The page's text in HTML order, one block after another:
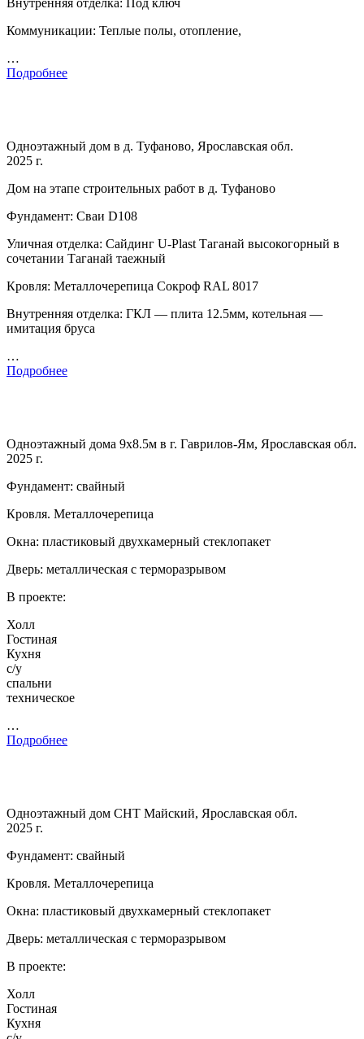
Внутренняя отделка: Под ключ
Коммуникации: Теплые полы, отопление,
…
Подробнее
Одноэтажный дом в д. Туфаново, Ярославская обл.
2025 г.
Дом на этапе строительных работ в д. Туфаново
Фундамент: Сваи D108
Уличная отделка: Сайдинг U-Plast Таганай высокогорный в
сочетании Таганай таежный
Кровля: Металлочерепица Сокроф RAL 8017
Внутренняя отделка: ГКЛ — плита 12.5мм, котельная —
имитация бруса
…
Подробнее
Одноэтажный дома 9х8.5м в г. Гаврилов-Ям, Ярославская обл.
2025 г.
Фундамент: свайный
Кровля. Металлочерепица
Окна: пластиковый двухкамерный стеклопакет
Дверь: металлическая с терморазрывом
В проекте:
Холл
Гостиная
Кухня
с/у
спальни
техническое
…
Подробнее
Одноэтажный дом СНТ Майский, Ярославская обл.
2025 г.
Фундамент: свайный
Кровля. Металлочерепица
Окна: пластиковый двухкамерный стеклопакет
Дверь: металлическая с терморазрывом
В проекте:
Холл
Гостиная
Кухня